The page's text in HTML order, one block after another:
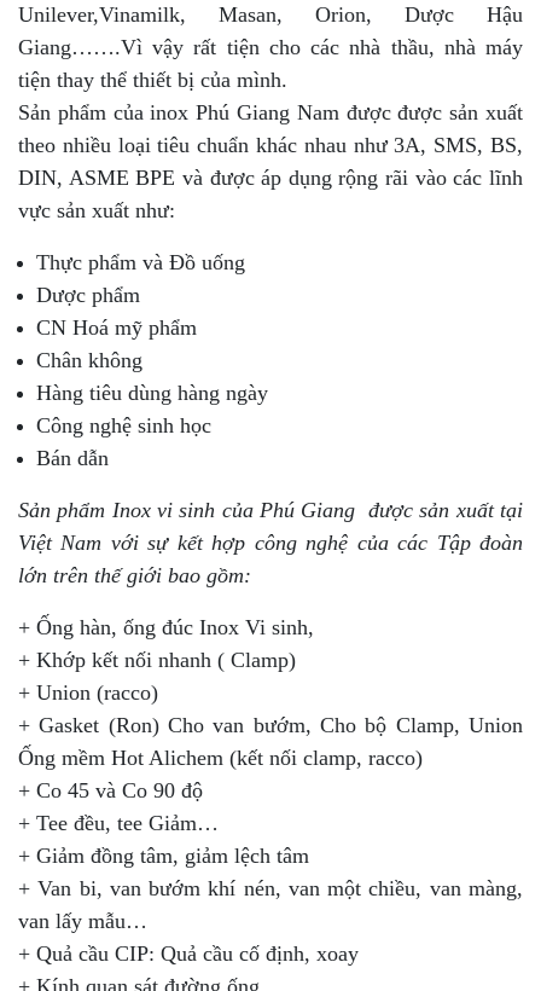
Unilever,Vinamilk, Masan, Orion, Dược Hậu
Giang…….Vì vậy rất tiện cho các nhà thầu, nhà máy
tiện thay thể thiết bị của mình.
Sản phẩm của inox Phú Giang Nam được được sản xuất
theo nhiều loại tiêu chuẩn khác nhau như 3A, SMS, BS,
DIN, ASME BPE và được áp dụng rộng rãi vào các lĩnh
vực sản xuất như:
Thực phẩm và Đồ uống
Dược phẩm
CN Hoá mỹ phẩm
Chân không
Hàng tiêu dùng hàng ngày
Công nghệ sinh học
Bán dẫn
Sản phẩm Inox vi sinh của Phú Giang được sản xuất tại
Việt Nam với sự kết hợp công nghệ của các Tập đoàn
lớn trên thế giới bao gồm:
+ Ống hàn, ống đúc Inox Vi sinh,
+ Khớp kết nối nhanh ( Clamp)
+ Union (racco)
+ Gasket (Ron) Cho van bướm, Cho bộ Clamp, Union
Ống mềm Hot Alichem (kết nối clamp, racco)
+ Co 45 và Co 90 độ
+ Tee đều, tee Giảm…
+ Giảm đồng tâm, giảm lệch tâm
+ Van bi, van bướm khí nén, van một chiều, van màng,
van lấy mẫu…
+ Quả cầu CIP: Quả cầu cố định, xoay
+ Kính quan sát đường ống